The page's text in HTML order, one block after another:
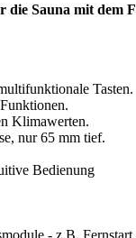
die Sauna mit
Tasten.
Klimawerten.
nur 65 mm tief.
Bedienung
- z.B.